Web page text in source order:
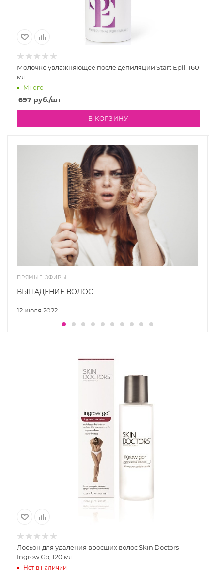
Молочко увлажняющее после депиляции Start Epil, 160
мл
Много
697 руб./шт
В КОРЗИНУ
ПРЯМЫЕ ЭФИРЫ
12 июля 2022
ВЫПАДЕНИЕ ВОЛОС
Лосьон для удаления вросших волос Skin Doctors
Ingrow Go, 120 мл
Нет в наличии